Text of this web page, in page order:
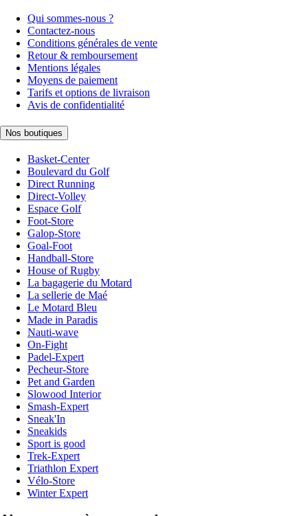
Qui sommes-nous ?
Contactez-nous
Conditions générales de vente
Retour & remboursement
Mentions légales
Moyens de paiement
Tarifs et options de livraison
Avis de confidentialité
Nos boutiques
Basket-Center
Boulevard du Golf
Direct Running
Direct-Volley
Espace Golf
Foot-Store
Galop-Store
Goal-Foot
Handball-Store
House of Rugby
La bagagerie du Motard
La sellerie de Maé
Le Motard Bleu
Made in Paradis
Nauti-wave
On-Fight
Padel-Expert
Pecheur-Store
Pet and Garden
Slowood Interior
Smash-Expert
Sneak'In
Sneakids
Sport is good
Trek-Expert
Triathlon Expert
Vélo-Store
Winter Expert